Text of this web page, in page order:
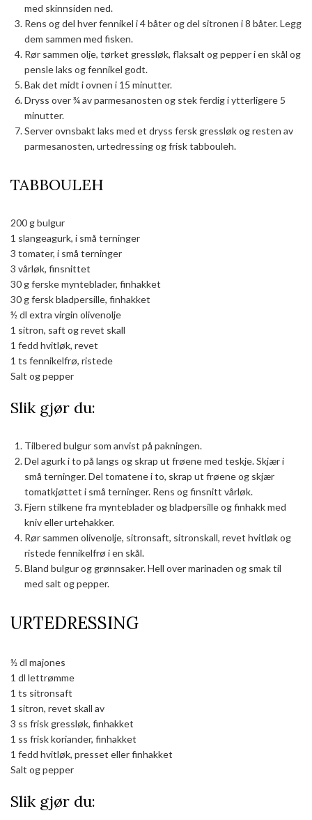
med skinnsiden ned.
Rens og del hver fennikel i 4 båter og del sitronen i 8 båter. Legg
dem sammen med fisken.
Rør sammen olje, tørket gressløk, flaksalt og pepper i en skål og
pensle laks og fennikel godt.
Bak det midt i ovnen i 15 minutter.
Dryss over ¾ av parmesanosten og stek ferdig i ytterligere 5
minutter.
Server ovnsbakt laks med et dryss fersk gressløk og resten av
parmesanosten, urtedressing og frisk tabbouleh.
TABBOULEH
200 g bulgur
1 slangeagurk, i små terninger
3 tomater, i små terninger
3 vårløk, finsnittet
30 g ferske mynteblader, finhakket
30 g fersk bladpersille, finhakket
½ dl extra virgin olivenolje
1 sitron, saft og revet skall
1 fedd hvitløk, revet
1 ts fennikelfrø, ristede
Salt og pepper
Slik gjør du:
Tilbered bulgur som anvist på pakningen.
Del agurk i to på langs og skrap ut frøene med teskje. Skjær i
små terninger. Del tomatene i to, skrap ut frøene og skjær
tomatkjøttet i små terninger. Rens og finsnitt vårløk.
Fjern stilkene fra mynteblader og bladpersille og finhakk med
kniv eller urtehakker.
Rør sammen olivenolje, sitronsaft, sitronskall, revet hvitløk og
ristede fennikelfrø i en skål.
Bland bulgur og grønnsaker. Hell over marinaden og smak til
med salt og pepper.
URTEDRESSING
½ dl majones
1 dl lettrømme
1 ts sitronsaft
1 sitron, revet skall av
3 ss frisk gressløk, finhakket
1 ss frisk koriander, finhakket
1 fedd hvitløk, presset eller finhakket
Salt og pepper
Slik gjør du: